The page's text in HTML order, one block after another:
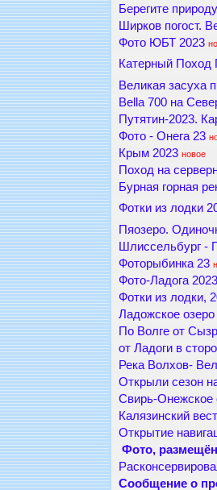
Берегите
Ширков погост.
Фото ЮБТ 2023
Катерный Поход
Великая засуха
Bella 700 на
Путятин-2023.
Фото - Онега 23
Крым 2023 новое
Поход на
Бурная горная
Фотки из лодки
Пяозеро.
Шлиссельбург -
Фоторыбинка 23
Фото-Ладога 2023
Фотки из лодки,
Ладожское озеро
По Волге от
от Ладоги в
Река Волхов-
Открыли сезон
Свирь-Онежское
Калязинский
Открытие
Фото,
Сообщение о